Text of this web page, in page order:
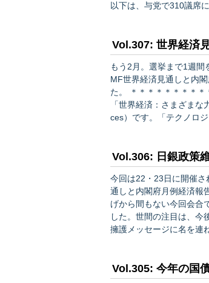
以下は、与党で310議席に達するか否
植田総裁の任期は2028
Vol.307: 世界経済
もう2月。選挙まで1週
MF世界経済見通しと内
た。 ＊＊＊＊＊＊＊＊＊＊＊ 世界経済見通しは上方修正 ＊＊＊＊＊＊＊＊＊＊＊ 今回のタイトルは
「世界経済：さまざま
ces）です。「テクノロ
Vol.306: 日銀政策
今回は22・23日に開催
通しと内閣府月例経済報告が
げから間もない今回会合
した。世間の注目は、今
擁護メッセージに名を連ねなかったか
Vol.305: 今年の国